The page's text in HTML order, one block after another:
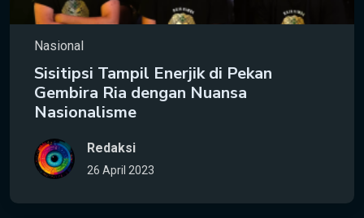
Nasional
Sisitipsi Tampil Enerjik di Pekan
Gembira Ria dengan Nuansa
Nasionalisme
Redaksi
26 April 2023